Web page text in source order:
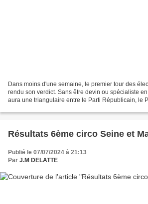
Dans moins d'une semaine, le premier tour des
rendu son verdict. Sans être devin ou spécialiste
aura une triangulaire entre le Parti Républicain, le
Résultats 6ème circo Seine et
Publié le 07/07/2024 à 21:13
Par J.M DELATTE